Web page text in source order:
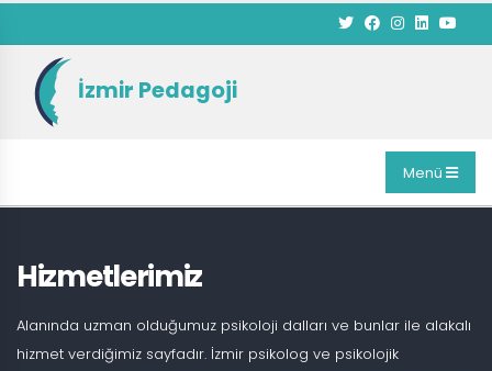
İzmir Pedagoji
Menü
Hizmetlerimiz
Alanında uzman olduğumuz psikoloji dalları ve bunlar ile alakalı
hizmet verdiğimiz sayfadır. İzmir psikolog ve psikolojik